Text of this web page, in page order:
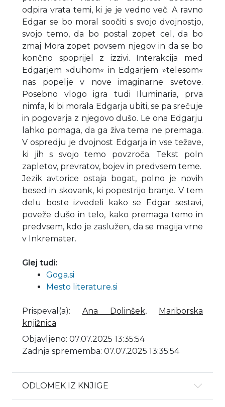
odpira vrata temi, ki je je vedno več. A ravno
Edgar se bo moral soočiti s svojo dvojnostjo,
svojo temo, da bo postal zopet cel, da bo
zmaj Mora zopet povsem njegov in da se bo
končno spoprijel z izzivi. Interakcija med
Edgarjem »duhom« in Edgarjem »telesom«
nas popelje v nove imaginarne svetove.
Posebno vlogo igra tudi Iluminaria, prva
nimfa, ki bi morala Edgarja ubiti, se pa srečuje
in pogovarja z njegovo dušo. Le ona Edgarju
lahko pomaga, da ga živa tema ne premaga.
V ospredju je dvojnost Edgarja in vse težave,
ki jih s svojo temo povzroča. Tekst poln
zapletov, prevratov, bojev in predvsem teme.
Jezik avtorice ostaja bogat, polno je novih
besed in skovank, ki popestrijo branje. V tem
delu boste izvedeli kako se Edgar sestavi,
poveže dušo in telo, kako premaga temo in
predvsem, kdo je zaslužen, da se magija vrne
v Inkremater.
Glej tudi:
Goga.si
Mesto literature.si
Prispeval(a): Ana Dolinšek, Mariborska
knjižnica
Objavljeno: 07.07.2025 13:35:54
Zadnja sprememba: 07.07.2025 13:35:54
ODLOMEK IZ KNJIGE